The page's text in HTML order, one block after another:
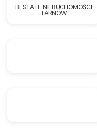
BESTATE NIERUCHOMOŚCI
TARNÓW